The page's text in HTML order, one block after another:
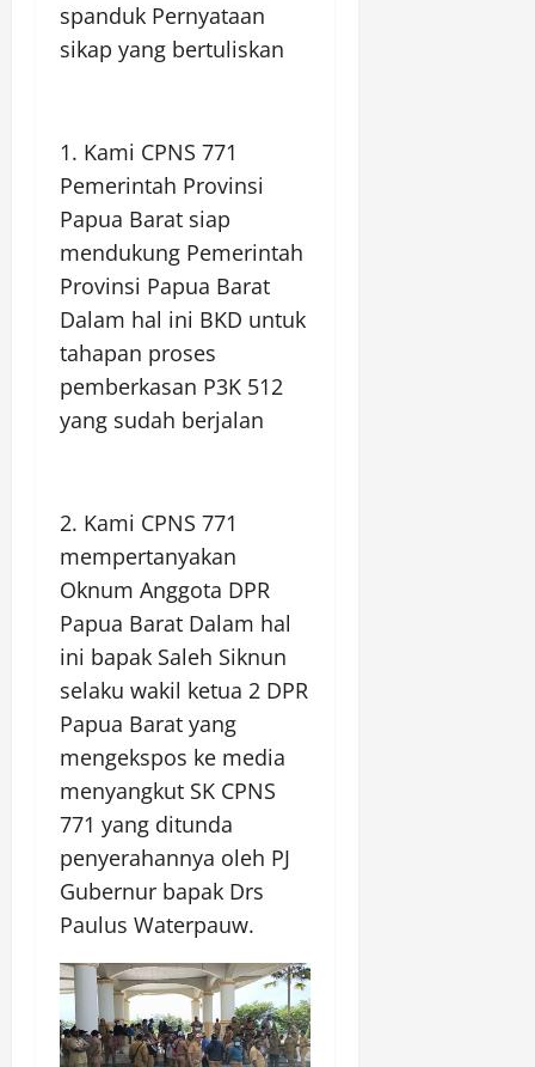
spanduk Pernyataan
sikap yang bertuliskan
1. Kami CPNS 771
Pemerintah Provinsi
Papua Barat siap
mendukung Pemerintah
Provinsi Papua Barat
Dalam hal ini BKD untuk
tahapan proses
pemberkasan P3K 512
yang sudah berjalan
2. Kami CPNS 771
mempertanyakan
Oknum Anggota DPR
Papua Barat Dalam hal
ini bapak Saleh Siknun
selaku wakil ketua 2 DPR
Papua Barat yang
mengekspos ke media
menyangkut SK CPNS
771 yang ditunda
penyerahannya oleh PJ
Gubernur bapak Drs
Paulus Waterpauw.